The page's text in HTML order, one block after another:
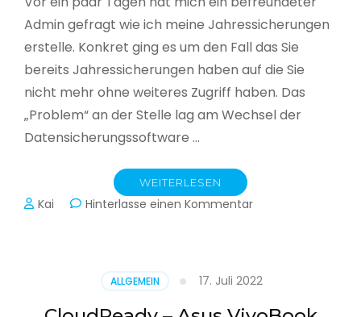
Admin gefragt wie ich meine Jahressicherungen
erstelle. Konkret ging es um den Fall das Sie
bereits Jahressicherungen haben auf die Sie
nicht mehr ohne weiteres Zugriff haben. Das
„Problem“ an der Stelle lag am Wechsel der
Datensicherungssoftware …
WEITERLESEN
Kai Hinterlasse einen Kommentarzu
Jahressicherung
ALLGEMEIN 17. Juli 2022